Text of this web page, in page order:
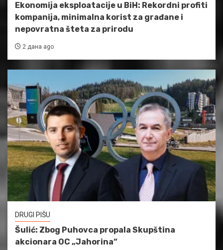
Ekonomija eksploatacije u BiH: Rekordni profiti
kompanija, minimalna korist za građane i
nepovratna šteta za prirodu
2 дана ago
DRUGI PIŠU
Šulić: Zbog Puhovca propala Skupština
akcionara OC „Jahorina“